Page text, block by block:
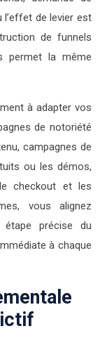
de levier est
de funnels
permet la même
à adapter vos
de notoriété
campagnes de
ou les démos,
checkout et les
vous alignez
précise du
à chaque